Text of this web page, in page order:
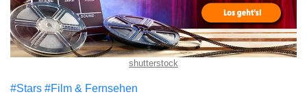
shutterstock
#Stars #Film & Fernsehen